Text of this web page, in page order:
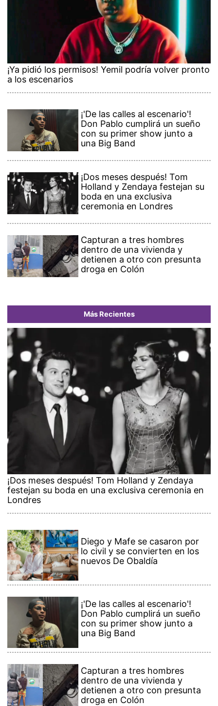
¡Ya pidió los permisos! Yemil podría volver pronto
a los escenarios
¡'De las calles al escenario'!
Don Pablo cumplirá un sueño
con su primer show junto a
una Big Band
¡Dos meses después! Tom
Holland y Zendaya festejan su
boda en una exclusiva
ceremonia en Londres
Capturan a tres hombres
dentro de una vivienda y
detienen a otro con presunta
droga en Colón
Más Recientes
¡Dos meses después! Tom Holland y Zendaya
festejan su boda en una exclusiva ceremonia en
Londres
Diego y Mafe se casaron por
lo civil y se convierten en los
nuevos De Obaldía
¡'De las calles al escenario'!
Don Pablo cumplirá un sueño
con su primer show junto a
una Big Band
Capturan a tres hombres
dentro de una vivienda y
detienen a otro con presunta
droga en Colón